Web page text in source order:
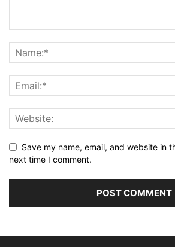
Save my name, email, and website in
next time I comment.